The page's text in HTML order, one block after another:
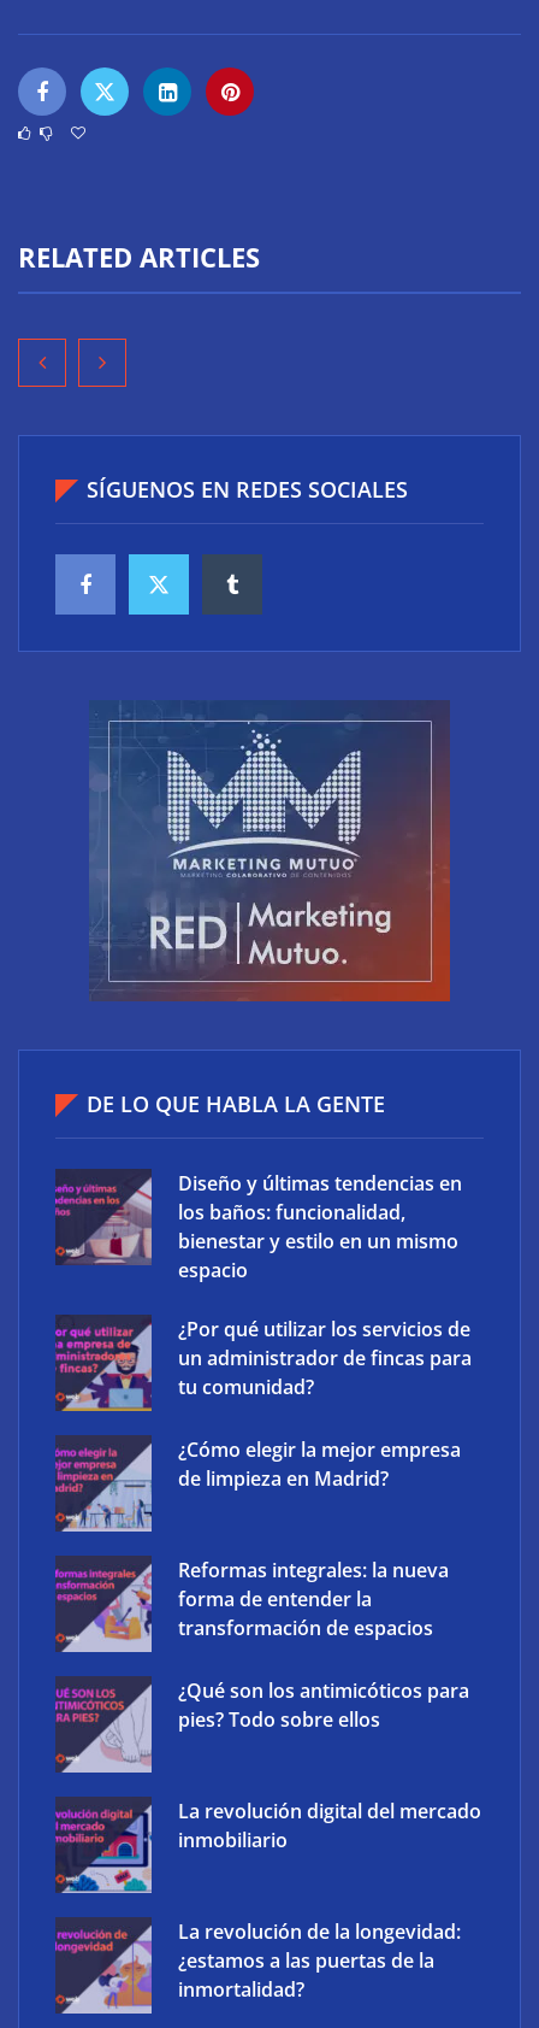
RELATED ARTICLES
accesos que no caducan
flotas comerciales en España
The Factory School explica por qué aprender
herramientas de IA ya no es suficiente para los
profesionales de la arquitectura
‘Schaeffler Vehicle Lifetime Solutions’ avanza hacia
una mayor eficiencia y una menor complejidad con
su cartera integrada y soluciones inteligentes
SÍGUENOS EN REDES SOCIALES
DE LO QUE HABLA LA GENTE
Diseño y últimas tendencias en
los baños: funcionalidad,
bienestar y estilo en un mismo
espacio
¿Por qué utilizar los servicios de
un administrador de fincas para
tu comunidad?
¿Cómo elegir la mejor empresa
de limpieza en Madrid?
Reformas integrales: la nueva
forma de entender la
transformación de espacios
¿Qué son los antimicóticos para
pies? Todo sobre ellos
La revolución digital del mercado
inmobiliario
La revolución de la longevidad:
¿estamos a las puertas de la
inmortalidad?